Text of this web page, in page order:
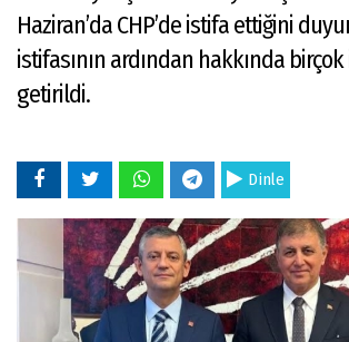
Haziran’da CHP’de istifa ettiğini
istifasının ardından hakkında
getirildi.
Dinle